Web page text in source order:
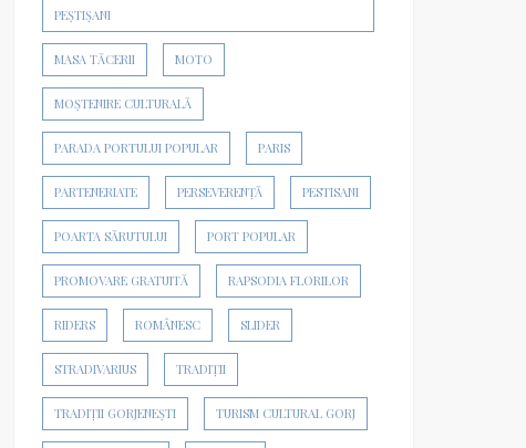
PEȘTIȘANI
MASA TĂCERII MOTO
MOȘTENIRE CULTURALĂ
PARADA PORTULUI POPULAR PARIS
PARTENERIATE PERSEVERENȚĂ PESTISANI
POARTA SĂRUTULUI PORT POPULAR
PROMOVARE GRATUITĂ RAPSODIA FLORILOR
RIDERS ROMÂNESC SLIDER
STRADIVARIUS TRADIȚII
TRADIȚII GORJENEȘTI TURISM CULTURAL GORJ